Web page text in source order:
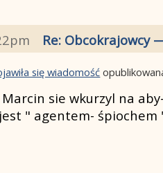
Re: Obcokrajowcy
się wiadomość
sie wkurzyl na
" agentem- śpiochem